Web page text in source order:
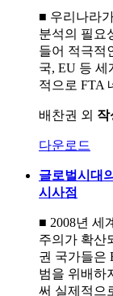
■ 우리나라
분석의 필요
들어 적극적
국, EU 등 세
적으로 FTA
배찬권 외 작
다운로드
글로벌시대
시사점
■ 2008년 세
주의가 확산
권 국가들은
범을 위배하
써 실제적으